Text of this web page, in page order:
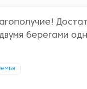
берегами